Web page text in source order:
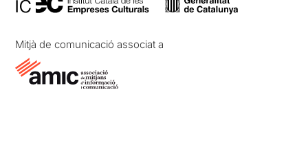
Mitjà de comunicació associat a